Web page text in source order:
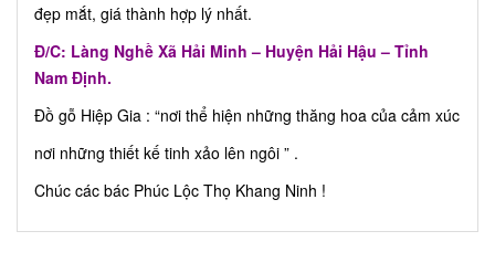
đẹp mắt, giá thành hợp lý nhất.
Đ/C: Làng Nghề Xã Hải Minh – Huyện Hải Hậu – Tỉnh
Nam Định.
Đồ gỗ Hiệp Gia : “nơi thể hiện những thăng hoa của cảm xúc
nơi những thiết kế tinh xảo lên ngôi ” .
Chúc các bác Phúc Lộc Thọ Khang Ninh !